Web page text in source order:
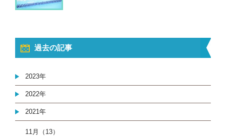
過去の記事
2023年
2022年
2021年
11月（13）